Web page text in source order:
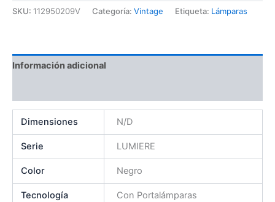
SKU: 112950209V Categoría: Vintage Etiqueta: Lámparas
Información adicional
Dimensiones N/D
Serie LUMIERE
Color Negro
Tecnología Con Portalámparas